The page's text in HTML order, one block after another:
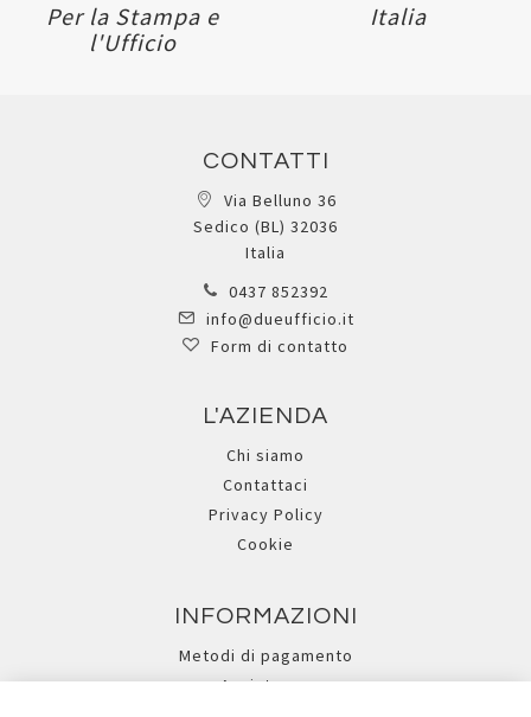
Per la Stampa e
l'Ufficio
Italia
CONTATTI
Via Belluno 36
Sedico (BL) 32036
Italia
0437 852392
info@dueufficio.it
Form di contatto
L'AZIENDA
Chi siamo
Contattaci
Privacy Policy
Cookie
INFORMAZIONI
Metodi di pagamento
Assistenza